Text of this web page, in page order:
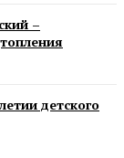
–
детского